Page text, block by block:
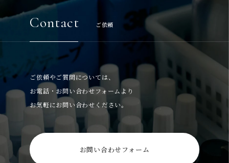
Contact ご依頼
ご依頼やご質問については、
お電話・お問い合わせフォームより
お気軽にお問い合わせください。
お問い合わせフォーム